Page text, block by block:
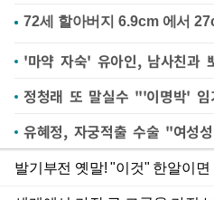
'마약 자숙' 유아인, 남사친과
정청래 또 말실수 "'이명박'
유혜정, 자궁적출 수술 "여성